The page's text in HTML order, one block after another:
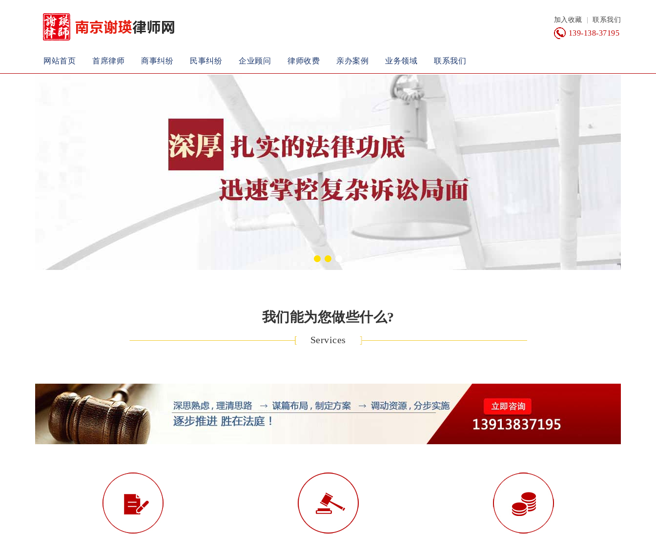
加入收藏 联系我们
139-138-37195
网站首页 首席律师 商事纠纷 民事纠纷 企业顾问 律师收费 亲办案例 业务领域 联系我们
我们能为您做些什么?
Services